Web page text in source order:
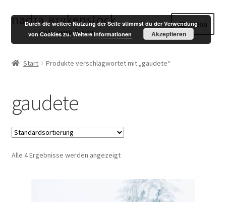
Zur
Navigation
springen
Zum
Inhalt
springen
Menü
Warenkorb
Kasse
English
Start Produkte verschlagwortet mit „gaudete“
gaudete
Alle 4 Ergebnisse werden angezeigt
Durch die weitere Nutzung der Seite stimmst du der Verwendung
von Cookies zu.Weitere Informationen Akzeptieren